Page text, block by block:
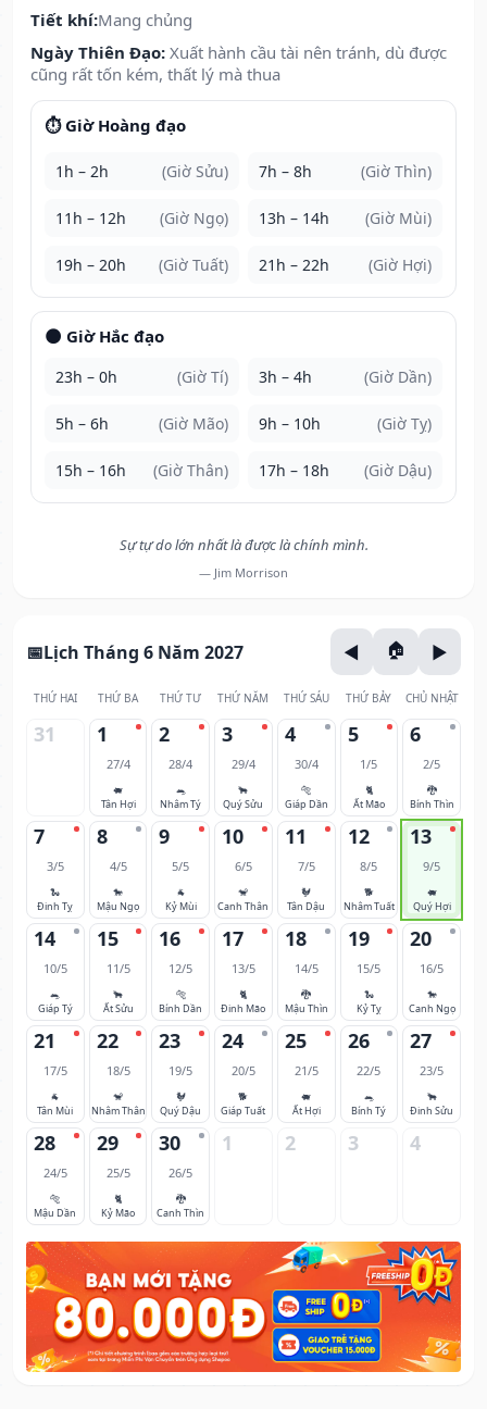
Tiết khí:Mang chủng
Ngày Thiên Đạo: Xuất hành cầu tài nên tránh, dù được
cũng rất tốn kém, thất lý mà thua
⏱️ Giờ Hoàng đạo
1h – 2h (Giờ Sửu) 7h – 8h (Giờ Thìn)
11h – 12h (Giờ Ngọ) 13h – 14h (Giờ Mùi)
19h – 20h (Giờ Tuất) 21h – 22h (Giờ Hợi)
🌑 Giờ Hắc đạo
23h – 0h (Giờ Tí) 3h – 4h (Giờ Dần)
5h – 6h (Giờ Mão) 9h – 10h (Giờ Tỵ)
15h – 16h (Giờ Thân) 17h – 18h (Giờ Dậu)
Sự tự do lớn nhất là được là chính mình.
— Jim Morrison
Lịch Tháng 6 Năm 2027
THỨ HAI THỨ BA THỨ TƯ THỨ NĂM THỨ SÁU THỨ BẢY CHỦ NHẬT
31 1
27/4
🐖
Tân Hợi
2
28/4
🐀
Nhâm Tý
3
29/4
🐂
Quý Sửu
4
30/4
🐅
Giáp Dần
5
1/5
🐈
Ất Mão
6
2/5
🐉
Bính Thìn
7
3/5
🐍
Đinh Tỵ
8
4/5
🐎
Mậu Ngọ
9
5/5
🐐
Kỷ Mùi
10
6/5
🐒
Canh Thân
11
7/5
🐓
Tân Dậu
12
8/5
🐕
Nhâm Tuất
13
9/5
🐖
Quý Hợi
14
10/5
🐀
Giáp Tý
15
11/5
🐂
Ất Sửu
16
12/5
🐅
Bính Dần
17
13/5
🐈
Đinh Mão
18
14/5
🐉
Mậu Thìn
19
15/5
🐍
Kỷ Tỵ
20
16/5
🐎
Canh Ngọ
21
17/5
🐐
Tân Mùi
22
18/5
🐒
Nhâm Thân
23
19/5
🐓
Quý Dậu
24
20/5
🐕
Giáp Tuất
25
21/5
🐖
Ất Hợi
26
22/5
🐀
Bính Tý
27
23/5
🐂
Đinh Sửu
28
24/5
🐅
Mậu Dần
29
25/5
🐈
Kỷ Mão
30
26/5
🐉
Canh Thìn
1 2 3 4